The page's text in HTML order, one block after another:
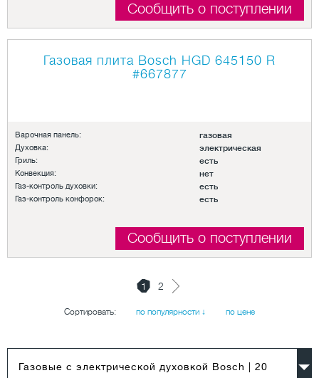
Сообщить о поступлении
Газовая плита Bosch HGD 645150 R
#667877
Варочная панель: газовая
Духовка: электрическая
Гриль: есть
Конвекция: нет
Газ-контроль духовки: есть
Газ-контроль конфорок: есть
Сообщить о поступлении
1 2
Сортировать: по популярности ↓ по цене
Газовые с электрической духовкой Bosch | 20